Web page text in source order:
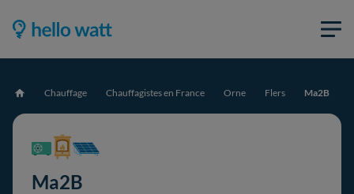
Accueil Chauffage Chauffagistes en France Orne Flers Ma2B
Ma2B